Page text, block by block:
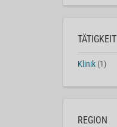
TÄTIGKEIT
Klinik (1)
REGION